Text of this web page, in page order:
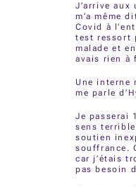
J’arrive aux
m’a même
Covid à
test ressort
malade et
avais rien à
Une interne
me parle
Je passerai
sens
soutien
souffrance.
car j’étais
pas besoin